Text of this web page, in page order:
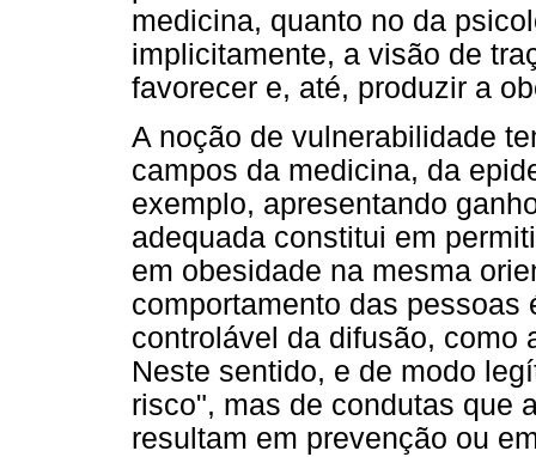
medicina, quanto no da
implicitamente, a visão de
favorecer e, até, produzir a
A noção de vulnerabilidade
campos da medicina, da
exemplo, apresentando
adequada constitui em
em obesidade na mesma
comportamento das pessoas
controlável da difusão, como
Neste sentido, e de modo
risco", mas de condutas que
resultam em prevenção ou